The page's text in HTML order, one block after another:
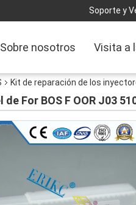
Soporte y
Sobre nosotros Visita a
Kit de reparación de los
For BOS F OOR J03